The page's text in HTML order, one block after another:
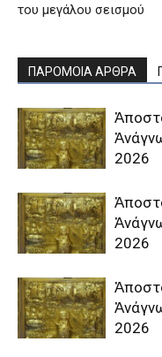
του μεγάλου σεισμού
ΠΑΡΟΜΟΙΑ ΑΡΘΡΑ
2026
2026
2026